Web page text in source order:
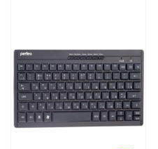
онлайн оплате заказа на сайте.
Подробнее о способах оплаты